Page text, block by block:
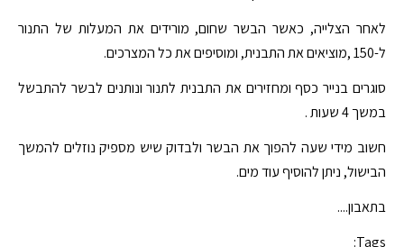
לאחר הצלייה, כאשר הבשר שחום, מורידים את המעלות של התנור
ל-150 ,מוציאים את התבנית, ומוסיפים את כל המצרכים.
סוגרים בנייר כסף ומחזירים את התבנית לתנור ונותנים לבשר להתבשל
במשך 4 שעות .
חשוב מידי שעה להפוך את הבשר ולבדוק שיש מספיק נוזלים להמשך
הבישול, ניתן להוסיף עוד מים.
בתאבון....
Tags: